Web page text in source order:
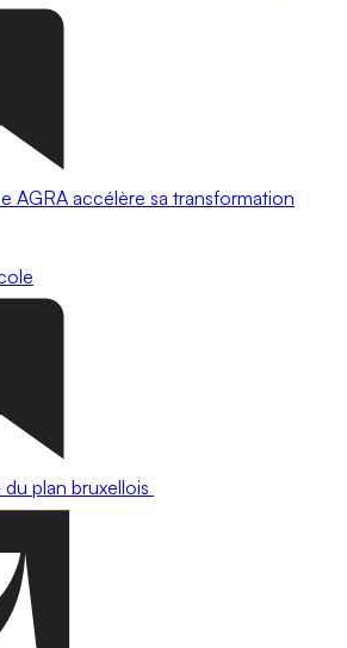
AGRA accélère sa transformation
plan bruxellois